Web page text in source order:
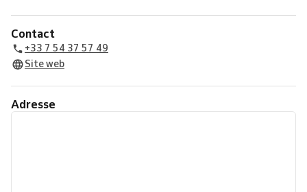
Contact
+33 7 54 37 57 49
Site web
Adresse